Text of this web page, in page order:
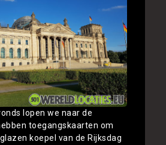
lopen we naar de
toegangskaarten om
koepel van de Rijksdag